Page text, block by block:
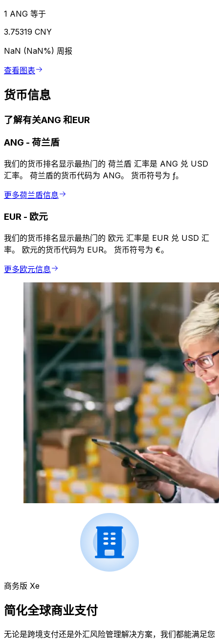
1 ANG 等于
3.75319 CNY
NaN (NaN%) 周报
查看图表
货币信息
了解有关ANG 和EUR
ANG - 荷兰盾
我们的货币排名显示最热门的 荷兰盾 汇率是 ANG 兑 USD
汇率。 荷兰盾的货币代码为 ANG。 货币符号为 ƒ。
更多荷兰盾信息
EUR - 欧元
我们的货币排名显示最热门的 欧元 汇率是 EUR 兑 USD 汇
率。 欧元的货币代码为 EUR。 货币符号为 €。
更多欧元信息
商务版 Xe
简化全球商业支付
无论是跨境支付还是外汇风险管理解决方案，我们都能满足您